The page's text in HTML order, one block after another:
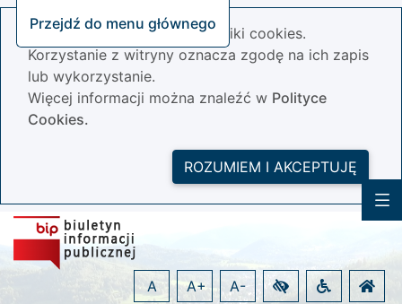
Przejdź do menu głównego
Nasza strona wykorzystuje pliki cookies.
Korzystanie z witryny oznacza zgodę na ich zapis
lub wykorzystanie.
Więcej informacji można znaleźć w Polityce
Cookies.
ROZUMIEM I AKCEPTUJĘ
A A+ A-